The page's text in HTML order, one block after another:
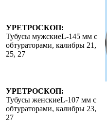
УРЕТРОСКОП:
Тубусы мужскиеL-145 мм с
обтураторами, калибры 21,
25, 27
УРЕТРОСКОП:
Тубусы женскиеL-107 мм с
обтураторами, калибры 23,
27